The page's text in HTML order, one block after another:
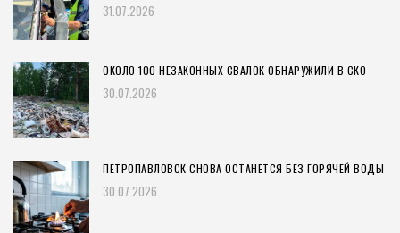
31.07.2026
ОКОЛО 100 НЕЗАКОННЫХ СВАЛОК ОБНАРУЖИЛИ В СКО
30.07.2026
ПЕТРОПАВЛОВСК СНОВА ОСТАНЕТСЯ БЕЗ ГОРЯЧЕЙ ВОДЫ
30.07.2026